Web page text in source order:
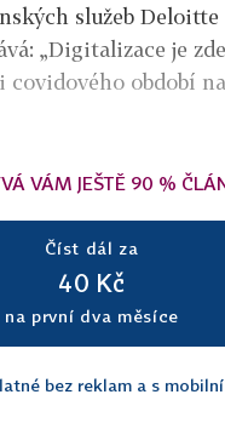
služeb Deloitte
„Digitalizace je
covidového období
VÁM JEŠTĚ 90 %
Číst dál za
40 Kč
na první dva měsíce
bez reklam a s